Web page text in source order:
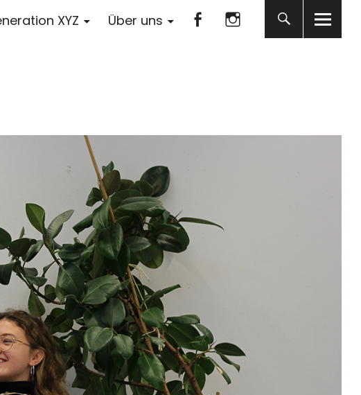
XYZ Über uns
FacebookInstagram